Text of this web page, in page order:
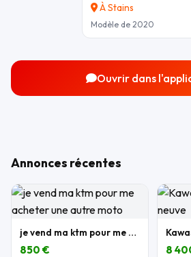
À Stains
Modèle de 2020
Ouvrir dans
Annonces récentes
je vend ma ktm pour me acheter une autre moto
850 € 8